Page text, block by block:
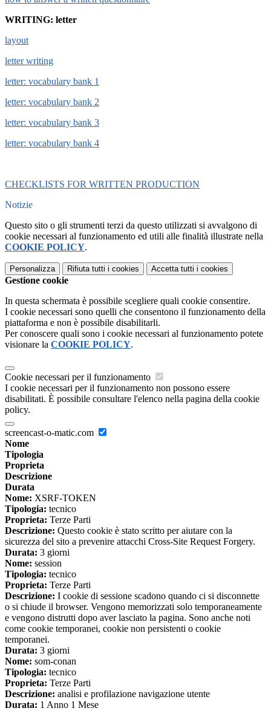
WRITING: letter
layout
letter writing
letter: vocabulary bank 1
letter: vocabulary bank 2
letter: vocabulary bank 3
letter: vocabulary bank 4
CHECKLISTS FOR WRITTEN PRODUCTION
Notizie
Questo sito o gli strumenti terzi da questo utilizzati si avvalgono di
cookie necessari al funzionamento ed utili alle finalità illustrate nella
COOKIE POLICY.
Personalizza Rifiuta tutti i cookies Accetta tutti i cookies
Gestione cookie
In questa schermata è possibile scegliere quali cookie consentire.
I cookie necessari sono quelli che consentono il funzionamento della
piattaforma e non è possibile disabilitarli.
Per conoscere quali sono i cookie necessari al funzionamento potete
visionare la COOKIE POLICY.
Cookie necessari per il funzionamento
I cookie necessari per il funzionamento non possono essere
disabilitati. È possibile consultare l'elenco nella pagina della cookie
policy.
screencast-o-matic.com
Nome
Tipologia
Proprieta
Descrizione
Durata
Nome: XSRF-TOKEN
Tipologia: tecnico
Proprieta: Terze Parti
Descrizione: Questo cookie è stato scritto per aiutare con la
sicurezza del sito a prevenire attacchi Cross-Site Request Forgery.
Durata: 3 giorni
Nome: session
Tipologia: tecnico
Proprieta: Terze Parti
Descrizione: I cookie di sessione scadono quando ci si disconnette
o si chiude il browser. Vengono memorizzati solo temporaneamente
e vengono distrutti dopo aver lasciato la pagina. Sono anche noti
come cookie temporanei, cookie non persistenti o cookie
temporanei.
Durata: 3 giorni
Nome: som-conan
Tipologia: tecnico
Proprieta: Terze Parti
Descrizione: analisi e profilazione navigazione utente
Durata: 1 Anno 1 Mese